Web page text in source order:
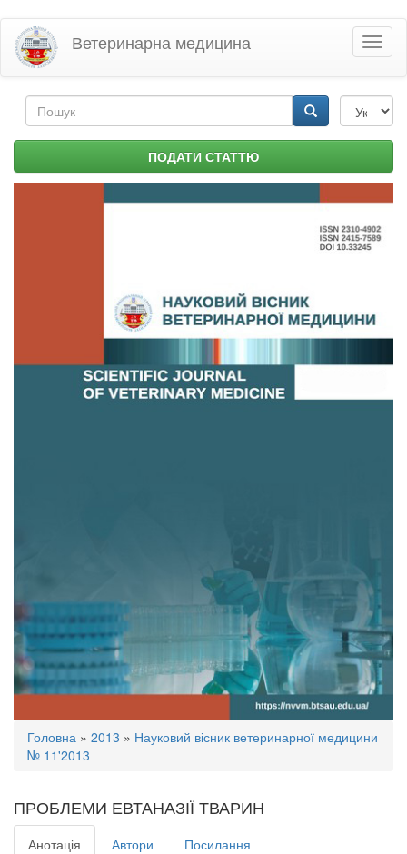
Перейти
основного
матеріалу
Ветеринарна медицина
Пошукова
форма ПОДАТИ СТАТТЮ
Ви
тут
Головна » 2013 » Науковий вісник ветеринарної медицини
№ 11'2013
ПРОБЛЕМИ ЕВТАНАЗІЇ ТВАРИН
Анотація Автори Посилання